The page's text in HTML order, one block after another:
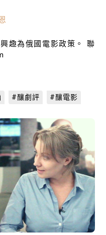
趣為俄國電影政策。 聯
#釀劇評 #釀電影